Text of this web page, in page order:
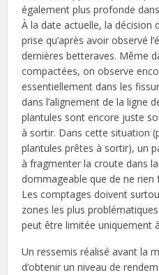
également plus profonde
À la date actuelle, la décision
prise qu’après avoir observé
dernières betteraves. Même
compactées, on observe
essentiellement dans les
dans l’alignement de la ligne
plantules sont encore juste
à sortir. Dans cette situation
plantules prêtes à sortir), un
à fragmenter la croute dans
dommageable que de ne rien
Les comptages doivent
zones les plus
peut être limitée uniquement
Un ressemis réalisé avant la
d’obtenir un niveau de